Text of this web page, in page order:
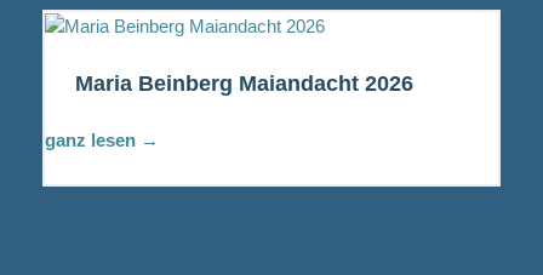
Maria Beinberg Maiandacht 2026
ganz lesen →